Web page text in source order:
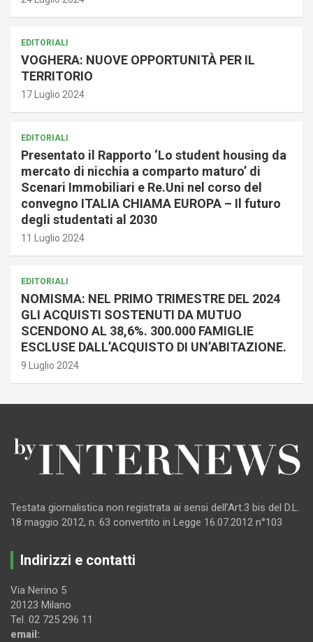
EDITORIALI
VOGHERA: NUOVE OPPORTUNITÀ PER IL
TERRITORIO
17 Luglio 2024
EDITORIALI
Presentato il Rapporto ‘Lo student housing da
mercato di nicchia a comparto maturo’ di
Scenari Immobiliari e Re.Uni nel corso del
convegno ITALIA CHIAMA EUROPA – Il futuro
degli studentati al 2030
11 Luglio 2024
EDITORIALI
NOMISMA: NEL PRIMO TRIMESTRE DEL 2024
GLI ACQUISTI SOSTENUTI DA MUTUO
SCENDONO AL 38,6%. 300.000 FAMIGLIE
ESCLUSE DALL’ACQUISTO DI UN’ABITAZIONE.
9 Luglio 2024
Testata giornalistica non registrata ai sensi dell’Art.3 bis del D.L.
18 maggio 2012, n. 63 convertito in Legge 16.07.2012 n°103
Indirizzi e contatti
Via Nerino 5
20123 Milano
Tel. 02 725 296 11
email: